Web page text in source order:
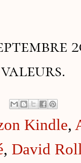
Kindle,
, David